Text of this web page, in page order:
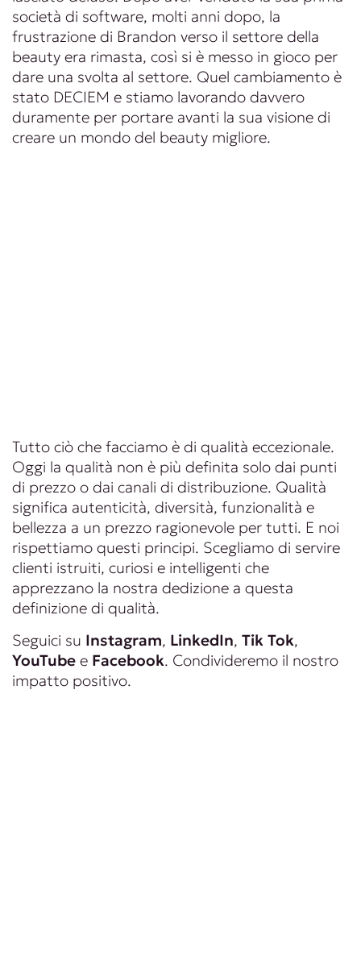
società di software, molti anni dopo, la
frustrazione di Brandon verso il settore della
beauty era rimasta, così si è messo in gioco per
dare una svolta al settore. Quel cambiamento è
stato DECIEM e stiamo lavorando davvero
duramente per portare avanti la sua visione di
creare un mondo del beauty migliore.
Tutto ciò che facciamo è di qualità eccezionale.
Oggi la qualità non è più definita solo dai punti
di prezzo o dai canali di distribuzione. Qualità
significa autenticità, diversità, funzionalità e
bellezza a un prezzo ragionevole per tutti. E noi
rispettiamo questi principi. Scegliamo di servire
clienti istruiti, curiosi e intelligenti che
apprezzano la nostra dedizione a questa
definizione di qualità.
Seguici su Instagram, LinkedIn, Tik Tok,
YouTube e Facebook. Condivideremo il nostro
impatto positivo.